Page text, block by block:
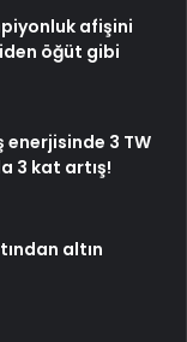
afişini
öğüt gibi
enerjisinde 3 TW
3 kat artış!
altın